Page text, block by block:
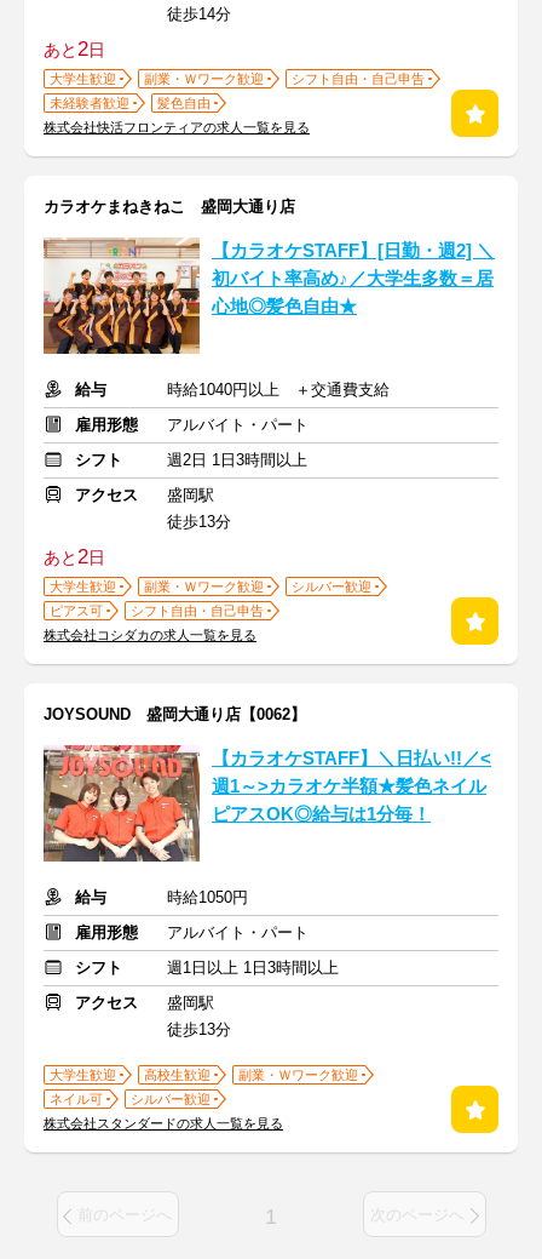
徒歩14分
あと2日
大学生歓迎 副業・Ｗワーク歓迎
シフト自由・自己申告
未経験者歓迎
髪色自由
株式会社快活フロンティアの求人一覧を見る
カラオケまねきねこ 盛岡大通り店
【カラオケSTAFF】[日勤・週2] ＼
初バイト率高め♪／大学生多数＝居
心地◎髪色自由★
給与
時給1040円以上 ＋交通費支給
雇用形態
アルバイト・パート
シフト
週2日 1日3時間以上
アクセス
盛岡駅
徒歩13分
あと2日
大学生歓迎 副業・Ｗワーク歓迎
シルバー歓迎
ピアス可
シフト自由・自己申告
株式会社コシダカの求人一覧を見る
JOYSOUND 盛岡大通り店【0062】
【カラオケSTAFF】＼日払い!!／<
週1～>カラオケ半額★髪色ネイル
ピアスOK◎給与は1分毎！
給与
時給1050円
雇用形態
アルバイト・パート
シフト
週1日以上 1日3時間以上
アクセス
盛岡駅
徒歩13分
大学生歓迎 高校生歓迎
副業・Ｗワーク歓迎
ネイル可
シルバー歓迎
株式会社スタンダードの求人一覧を見る
前のページへ 1 次のページへ